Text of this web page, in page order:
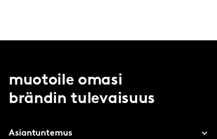
muotoile omasi
brändin tulevaisuus
Asiantuntemus